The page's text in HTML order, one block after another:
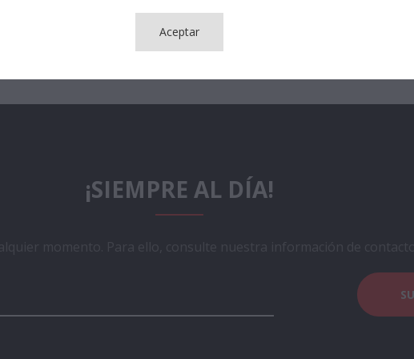
¡SIEMPRE AL DÍA!
Aceptar